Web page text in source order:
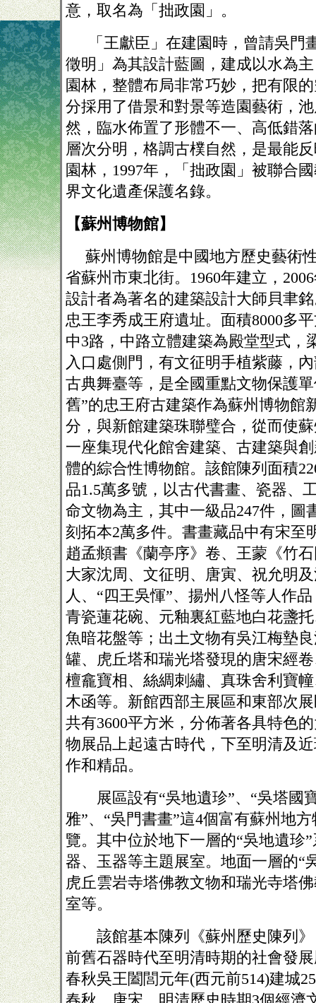
意，取名為「拙政園」。
「王獻臣」在建園時，曾請吳門
徵明」為其設計藍圖，建成以水為
園林，整體布局非常巧妙，把有限
分採用了借景和對景等造園藝術，
然，臨水佈置了形體不一、高低錯
層次分明，格調古樸自然，是最能
園林， 1997年，「拙政園」被聯合
界文化遺產保護名錄。
【蘇州博物館】
蘇州博物館是中國地方歷史藝術
省蘇州市東北街。 1960年建立，
設計者為著名的建築設計大師貝聿
忠王李秀成王府遺址。面積8000多
中3路，中路立體建築為殿堂型式，
入口處側門，有文征明手植紫藤，
古典舞臺等，是全國重點文物保護
舊”的忠王府古建築作為蘇州博物館
分，與新館建築珠聯璧合，從而使
一座集現代化館舍建築、古建築與
體的綜合性博物館。該館陳列面積
品1.5萬多號，以古代書畫、瓷器、
命文物為主，其中一級品247件，圖
刻拓本2萬多件。書畫藏品中有宋至
趙孟頫書《蘭亭序》卷、王蒙《竹
大家沈周、文征明、唐寅、祝允明
人、“四王吳惲”、揚州八怪等人作
青瓷蓮花碗、元釉裏紅藍地白花盞
魚暗花盤等；出土文物有吳江梅墊
罐、虎丘塔和瑞光塔發現的唐宋經
檀龕寶相、絲綢刺繡、真珠舍利寶
木函等。新館西部主展區和東部次
共有3600平方米，分佈著各具特色
物展品上起遠古時代，下至明清及
作和精品。
展區設有“吳地遺珍”、“吳塔國
雅”、“吳門書畫”這4個富有蘇州地
覽。其中位於地下一層的“吳地遺珍
器、玉器等主題展室。地面一層的“
虎丘雲岩寺塔佛教文物和瑞光寺塔
室等。
該館基本陳列《蘇州歷史陳列》
前舊石器時代至明清時期的社會發
春秋吳王闔閭元年(西元前514)建城